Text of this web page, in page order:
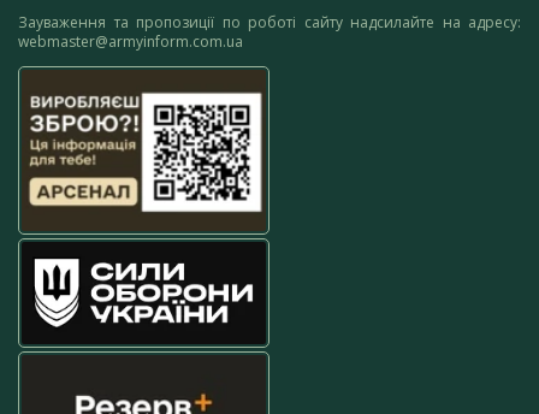
Зауваження та пропозиції по роботі сайту надсилайте на адресу:
webmaster@armyinform.com.ua